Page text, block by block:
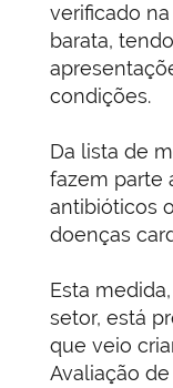
verificado
barata,
condições.
Da lista de
fazem parte
antibióticos
doenças
Esta
setor, está
que veio
Avaliação